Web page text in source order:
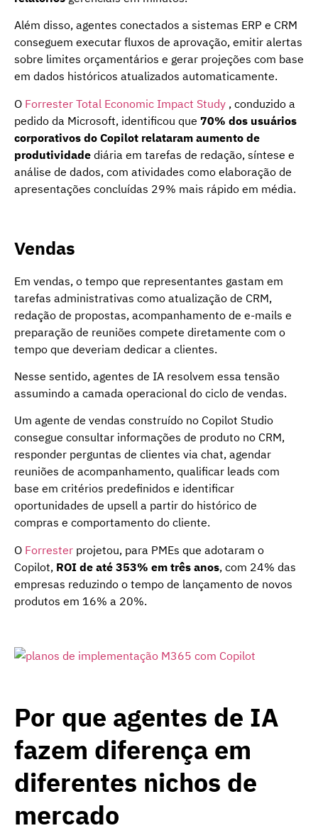
Além disso, agentes conectados a sistemas ERP e CRM
conseguem executar fluxos de aprovação, emitir alertas
sobre limites orçamentários e gerar projeções com base
em dados históricos atualizados automaticamente.
O Forrester Total Economic Impact Study , conduzido a
pedido da Microsoft, identificou que 70% dos usuários
corporativos do Copilot relataram aumento de
produtividade diária em tarefas de redação, síntese e
análise de dados, com atividades como elaboração de
apresentações concluídas 29% mais rápido em média.
Vendas
Em vendas, o tempo que representantes gastam em
tarefas administrativas como atualização de CRM,
redação de propostas, acompanhamento de e-mails e
preparação de reuniões compete diretamente com o
tempo que deveriam dedicar a clientes.
Nesse sentido, agentes de IA resolvem essa tensão
assumindo a camada operacional do ciclo de vendas.
Um agente de vendas construído no Copilot Studio
consegue consultar informações de produto no CRM,
responder perguntas de clientes via chat, agendar
reuniões de acompanhamento, qualificar leads com
base em critérios predefinidos e identificar
oportunidades de upsell a partir do histórico de
compras e comportamento do cliente.
O Forrester projetou, para PMEs que adotaram o
Copilot, ROI de até 353% em três anos, com 24% das
empresas reduzindo o tempo de lançamento de novos
produtos em 16% a 20%.
Por que agentes de IA
fazem diferença em
diferentes nichos de
mercado